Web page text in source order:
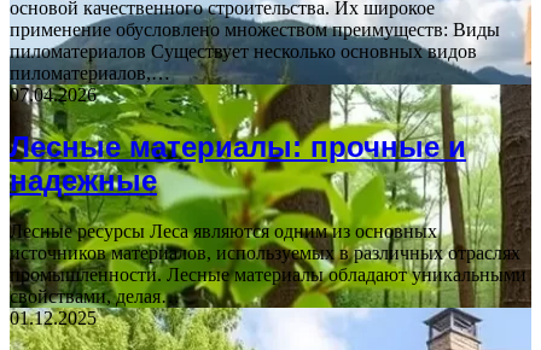
основой качественного строительства. Их широкое
применение обусловлено множеством преимуществ: Виды
пиломатериалов Существует несколько основных видов
пиломатериалов,…
07.04.2026
Лесные материалы: прочные и
надежные
Лесные ресурсы Леса являются одним из основных
источников материалов, используемых в различных отраслях
промышленности. Лесные материалы обладают уникальными
свойствами, делая…
01.12.2025